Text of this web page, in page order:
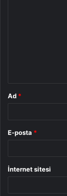
Ad *
E-posta *
İnternet sitesi